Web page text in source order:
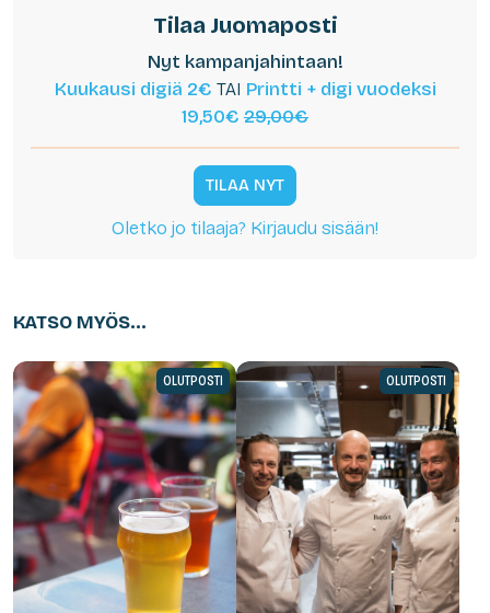
Tilaa Juomaposti
Nyt kampanjahintaan!
Kuukausi digiä 2€ TAI Printti + digi vuodeksi
19,50€ 29,00€
TILAA NYT
Oletko jo tilaaja? Kirjaudu sisään!
KATSO MYÖS...
OLUTPOSTI OLUTPOSTI